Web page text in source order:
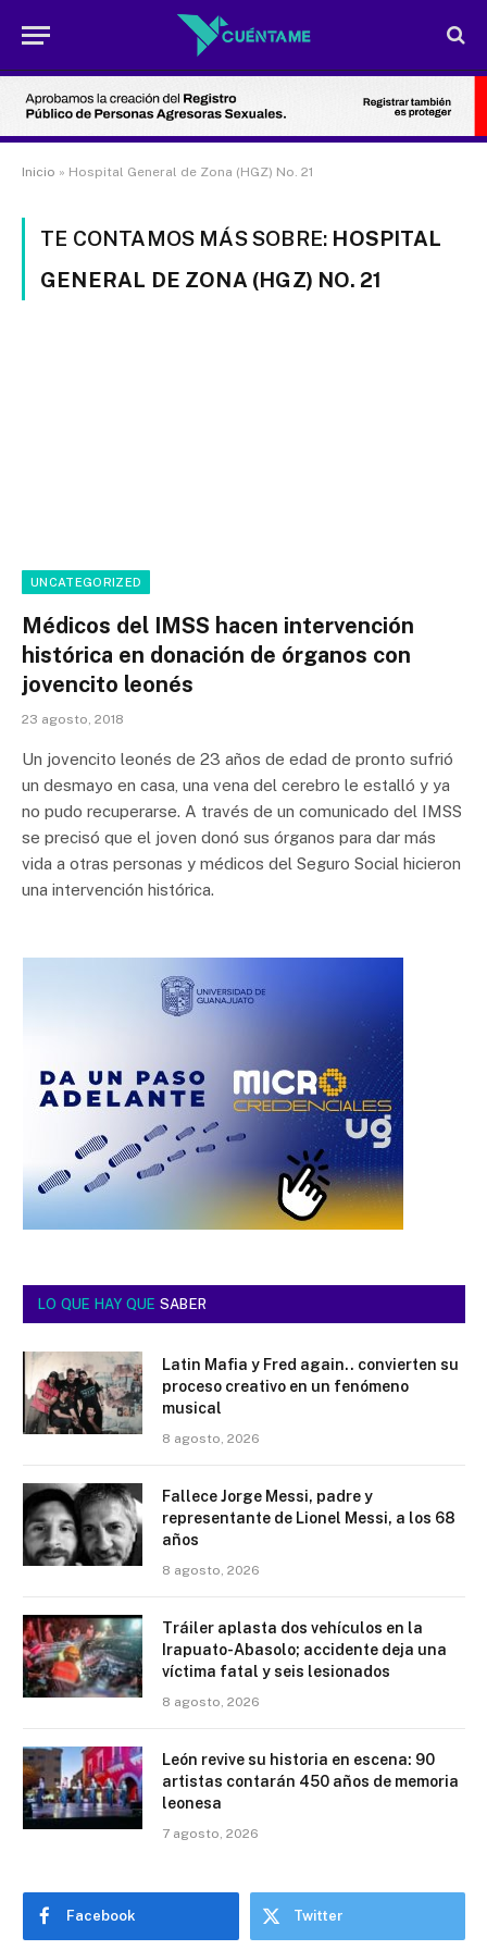
Inicio » Hospital General de Zona (HGZ) No. 21
TE CONTAMOS MÁS SOBRE: HOSPITAL
GENERAL DE ZONA (HGZ) NO. 21
UNCATEGORIZED
Médicos del IMSS hacen intervención
histórica en donación de órganos con
jovencito leonés
23 agosto, 2018
Un jovencito leonés de 23 años de edad de pronto sufrió
un desmayo en casa, una vena del cerebro le estalló y ya
no pudo recuperarse. A través de un comunicado del IMSS
se precisó que el joven donó sus órganos para dar más
vida a otras personas y médicos del Seguro Social hicieron
una intervención histórica.
LO QUE HAY QUE SABER
Latin Mafia y Fred again.. convierten su
proceso creativo en un fenómeno
musical
8 agosto, 2026
Fallece Jorge Messi, padre y
representante de Lionel Messi, a los 68
años
8 agosto, 2026
Tráiler aplasta dos vehículos en la
Irapuato-Abasolo; accidente deja una
víctima fatal y seis lesionados
8 agosto, 2026
León revive su historia en escena: 90
artistas contarán 450 años de memoria
leonesa
7 agosto, 2026
Facebook Twitter